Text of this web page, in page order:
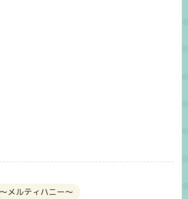
メルティハニー～